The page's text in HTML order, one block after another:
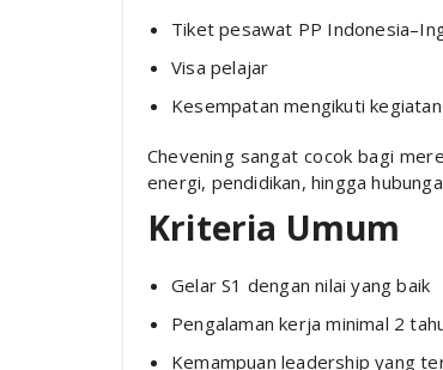
Tiket pesawat PP
Visa pelajar
Kesempatan mengikuti
Chevening sangat cocok bagi
energi, pendidikan, hingga
Kriteria Umum
Gelar S1 dengan nilai yang baik
Pengalaman kerja minimal 2
Kemampuan leadership yang